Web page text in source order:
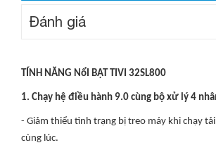
Đánh giá
TÍNH NĂNG NổI BẬT TIVI 32SL800
1. Chạy hệ điều hành 9.0 cùng bộ xử lý 4
- Giảm thiểu tình trạng bị treo máy khi chạy
cùng lúc.